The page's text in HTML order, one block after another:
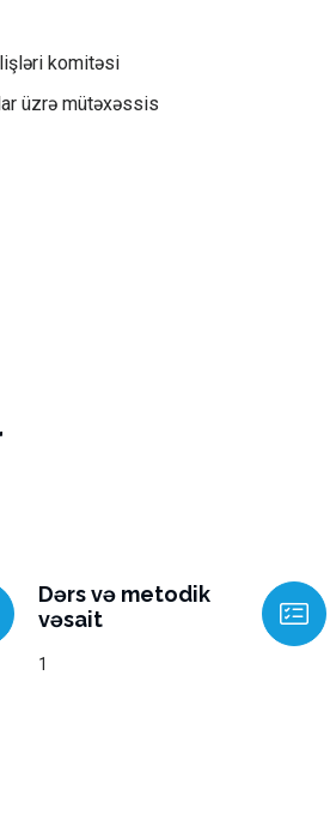
komitəsi
üzrə mütəxəssis
Dərs və metodik
vəsait
1